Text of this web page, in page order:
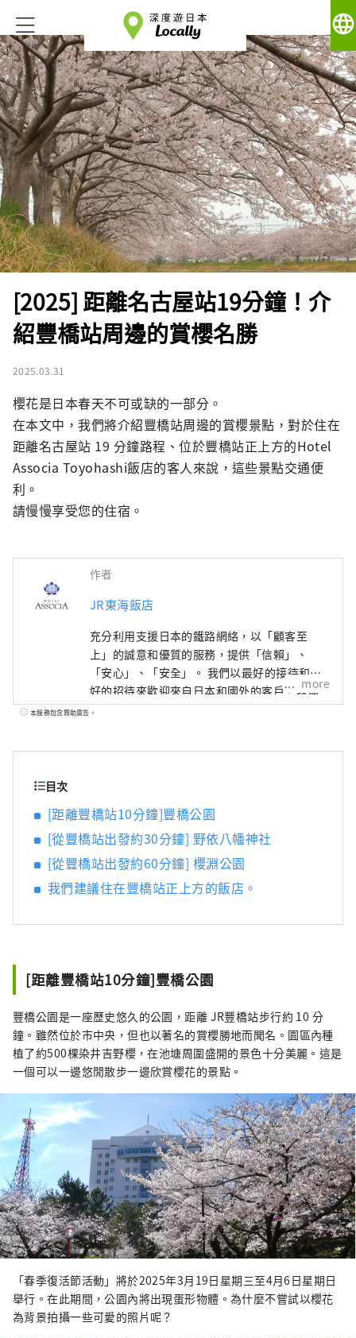
language
[2025] 距離名古屋站19分鐘！介
紹豐橋站周邊的賞櫻名勝
2025.03.31
櫻花是日本春天不可或缺的一部分。
在本文中，我們將介紹豐橋站周邊的賞櫻景點，對於住在
距離名古屋站 19 分鐘路程、位於豐橋站正上方的Hotel
Associa Toyohashi飯店的客人來說，這些景點交通便
利。
請慢慢享受您的住宿。
作者
JR東海飯店
充分利用支援日本的鐵路網絡，以「顧客至
上」的誠意和優質的服務，提供「信賴」、
「安心」、「安全」。 我們以最好的接待和最
好的招待來歡迎來自日本和國外的客戶，以滿
足您的所有需求。
more
本服務包含贊助廣告。
目次
[距離豐橋站10分鐘]豐橋公園
[從豐橋站出發約30分鐘] 野依八幡神社
[從豐橋站出發約60分鐘] 櫻淵公園
我們建議住在豐橋站正上方的飯店。
[距離豐橋站10分鐘]豐橋公園
豐橋公園是一座歷史悠久的公園，距離 JR豐橋站步行約 10 分
鐘。雖然位於市中央，但也以著名的賞櫻勝地而聞名。園區內種
植了約500棵染井吉野櫻，在池塘周圍盛開的景色十分美麗。這是
一個可以一邊悠閒散步一邊欣賞櫻花的景點。
「春季復活節活動」將於2025年3月19日星期三至4月6日星期日
舉行。在此期間，公園內將出現蛋形物體。為什麼不嘗試以櫻花
為背景拍攝一些可愛的照片呢？